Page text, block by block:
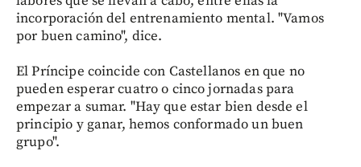
incorporación del entrenamiento mental. "Vamos
por buen camino", dice.
El Príncipe coincide con Castellanos en que no
pueden esperar cuatro o cinco jornadas para
empezar a sumar. "Hay que estar bien desde el
principio y ganar, hemos conformado un buen
grupo".